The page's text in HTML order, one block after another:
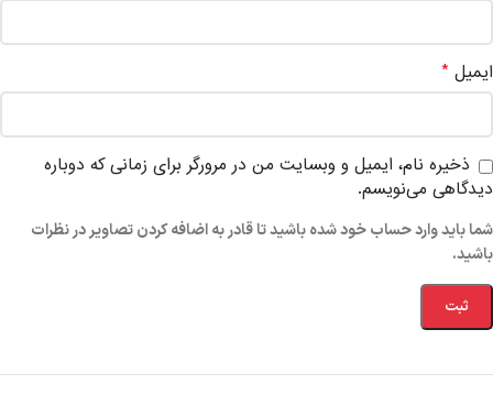
ایمیل *
ذخیره نام، ایمیل و وبسایت من در مرورگر برای زمانی که دوباره
دیدگاهی می‌نویسم.
شما باید وارد حساب خود شده باشید تا قادر به اضافه کردن تصاویر در نظرات
باشید.